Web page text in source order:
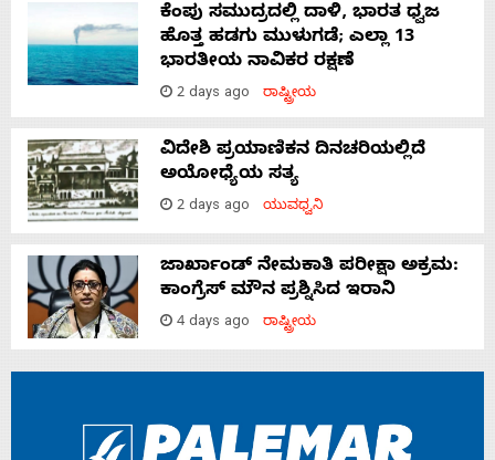
ಕೆಂಪು ಸಮುದ್ರದಲ್ಲಿ ದಾಳಿ, ಭಾರತ ಧ್ವಜ
ಹೊತ್ತ ಹಡಗು ಮುಳುಗಡೆ; ಎಲ್ಲಾ 13
ಭಾರತೀಯ ನಾವಿಕರ ರಕ್ಷಣೆ
2 days ago ರಾಷ್ಟ್ರೀಯ
ವಿದೇಶಿ ಪ್ರಯಾಣಿಕನ ದಿನಚರಿಯಲ್ಲಿದೆ
ಅಯೋಧ್ಯೆಯ ಸತ್ಯ
2 days ago ಯುವಧ್ವನಿ
ಜಾರ್ಖಾಂಡ್‌ ನೇಮಕಾತಿ ಪರೀಕ್ಷಾ ಅಕ್ರಮ:
ಕಾಂಗ್ರೆಸ್‌ ಮೌನ ಪ್ರಶ್ನಿಸಿದ ಇರಾನಿ
4 days ago ರಾಷ್ಟ್ರೀಯ